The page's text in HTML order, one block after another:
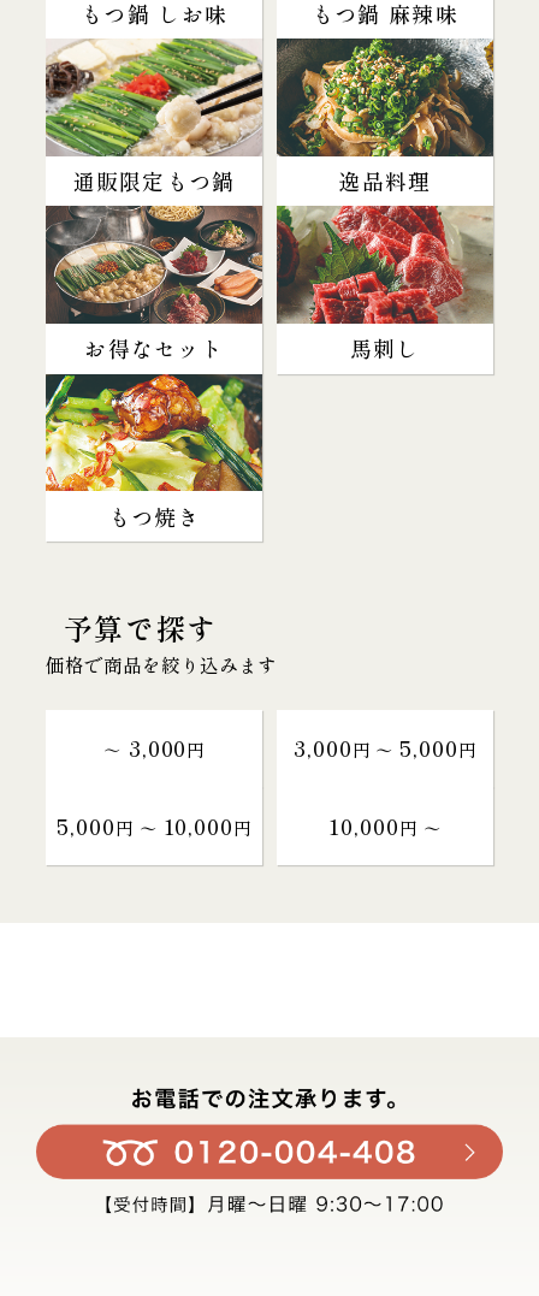
もつ鍋 しお味 もつ鍋 麻辣味
通販限定もつ鍋 逸品料理
お得なセット 馬刺し
もつ焼き
予算で探す
価格で商品を絞り込みます
～ 3,000円 3,000円 〜 5,000円
5,000円 〜 10,000円 10,000円 〜